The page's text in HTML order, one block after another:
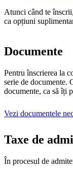
Atunci când te
ca opțiuni
Documente
Pentru înscrierea la
serie de documente.
documente, ca să îți
Vezi documentele
Taxe de
În procesul de